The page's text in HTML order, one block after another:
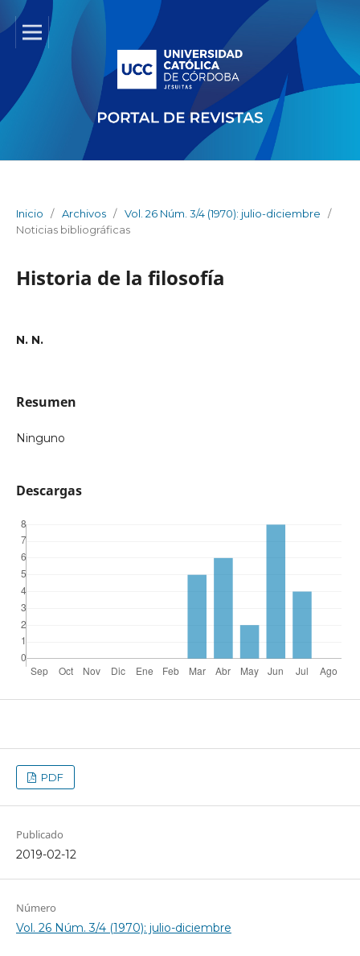
Inicio / Archivos / Vol. 26 Núm. 3/4 (1970): julio-diciembre
/
Noticias bibliográficas
Historia de la filosofía
N. N.
Resumen
Ninguno
Descargas
PDF
Publicado
2019-02-12
Número
Vol. 26 Núm. 3/4 (1970): julio-diciembre